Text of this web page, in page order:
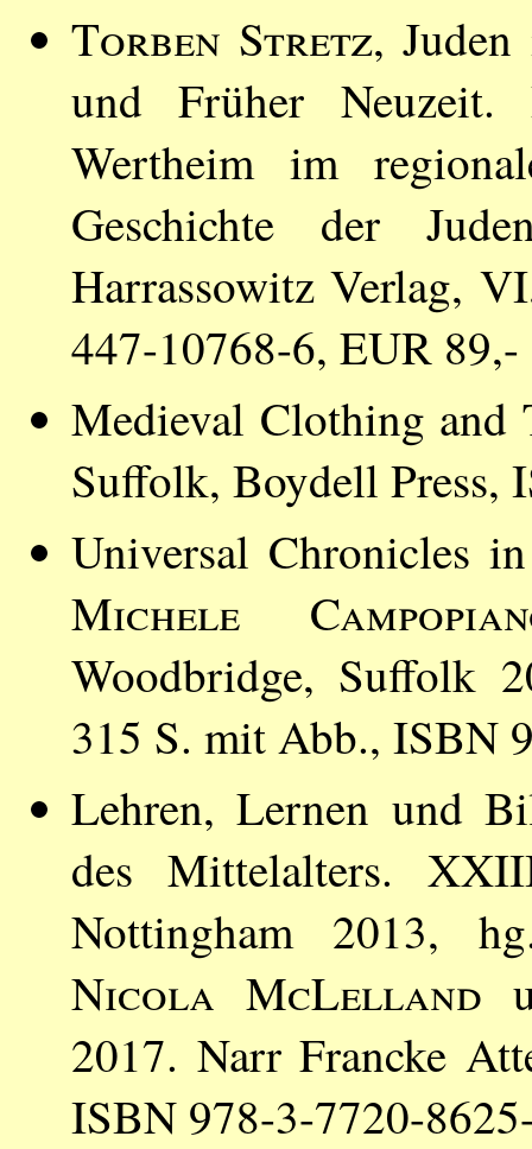
Torben Stretz,
und Früher Neuzeit.
Wertheim im
Geschichte der
Harrassowitz Verlag,
447-10768-6, EUR 89,-
Medieval Clothing and
Suffolk, Boydell Press,
Universal Chronicles
Michele
Woodbridge, Suffolk
315 S. mit Abb., ISBN
Lehren, Lernen und
des Mittelalters.
Nottingham 2013,
Nicola McLelland
2017. Narr Francke
ISBN 978-3-7720-